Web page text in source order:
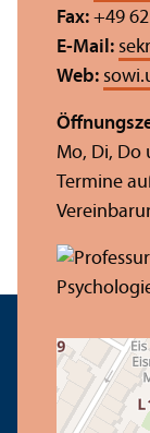
Fax: +49
E-Mail:
Web:
Mo, Di, Do
Termine